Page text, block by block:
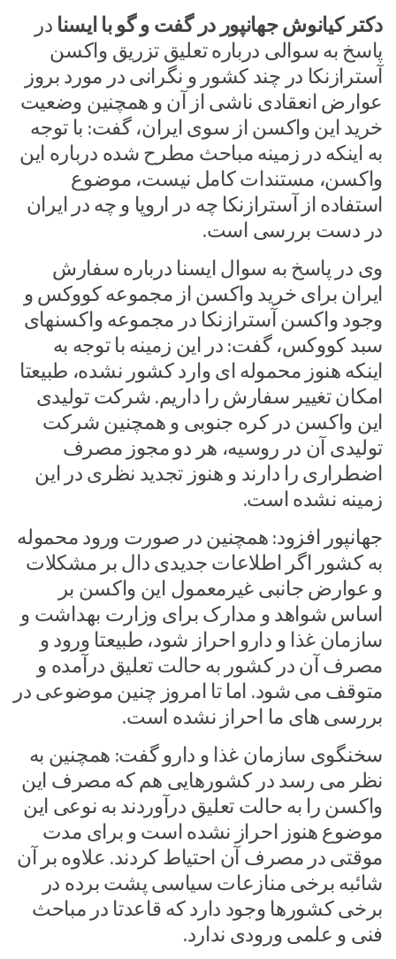
دکتر کیانوش جهانپور در گفت و گو با ایسنا در
پاسخ به سوالی درباره تعلیق تزریق واکسن
آسترازنکا در چند کشور و نگرانی در مورد بروز
عوارض انعقادی ناشی از آن و همچنین وضعیت
خرید این واکسن از سوی ایران، گفت: با توجه
به اینکه در زمینه مباحث مطرح شده درباره این
واکسن، مستندات کامل نیست، موضوع
استفاده از آسترازنکا چه در اروپا و چه در ایران
در دست بررسی است.
وی در پاسخ به سوال ایسنا درباره سفارش
ایران برای خرید واکسن از مجموعه کووکس و
وجود واکسن آسترازنکا در مجموعه واکسنهای
سبد کووکس، گفت: در این زمینه با توجه به
اینکه هنوز محموله ای وارد کشور نشده، طبیعتا
امکان تغییر سفارش را داریم. شرکت تولیدی
این واکسن در کره جنوبی و همچنین شرکت
تولیدی آن در روسیه، هر دو مجوز مصرف
اضطراری را دارند و هنوز تجدید نظری در این
زمینه نشده است.
جهانپور افزود: همچنین در صورت ورود محموله
به کشور اگر اطلاعات جدیدی دال بر مشکلات
و عوارض جانبی غیرمعمول این واکسن بر
اساس شواهد و مدارک برای وزارت بهداشت و
سازمان غذا و دارو احراز شود، طبیعتا ورود و
مصرف آن در کشور به حالت تعلیق درآمده و
متوقف می شود. اما تا امروز چنین موضوعی در
بررسی های ما احراز نشده است.
سخنگوی سازمان غذا و دارو گفت: همچنین به
نظر می رسد در کشورهایی هم که مصرف این
واکسن را به حالت تعلیق درآوردند به نوعی این
موضوع هنوز احراز نشده است و برای مدت
موقتی در مصرف آن احتیاط کردند. علاوه بر آن
شائبه برخی منازعات سیاسی پشت برده در
برخی کشورها وجود دارد که قاعدتا در مباحث
فنی و علمی ورودی ندارد.